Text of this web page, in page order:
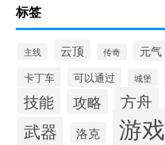
标签
主线 云顶 传奇 元气
卡丁车
可以通过 城堡
技能 攻略 方舟
武器 洛克 游戏